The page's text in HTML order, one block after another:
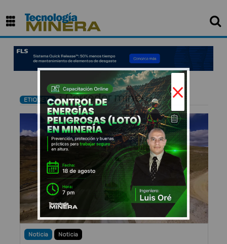
ETIQUETA : Corredor minero
Noticia Noticia
×